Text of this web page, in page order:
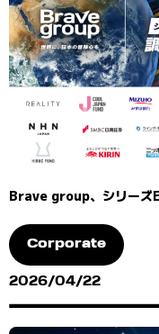
Brave group、シリーズ
Corporate
2026/04/22